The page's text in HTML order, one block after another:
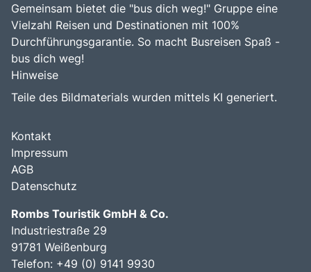
Gemeinsam bietet die "bus dich weg!" Gruppe eine
Vielzahl Reisen und Destinationen mit 100%
Durchführungsgarantie. So macht Busreisen Spaß -
bus dich weg!
Hinweise
Teile des Bildmaterials wurden mittels KI generiert.
Kontakt
Impressum
AGB
Datenschutz
Rombs Touristik GmbH & Co.
Industriestraße 29
91781 Weißenburg
Telefon: +49 (0) 9141 9930